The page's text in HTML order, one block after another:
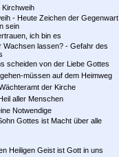
Kirchweih
- Heute Zeichen der Gegenwart
sein
ich bin es
Wachsen lassen? - Gefahr des
scheiden von der Liebe Gottes
müssen auf dem Heimweg
der Kirche
aller Menschen
Notwendige
Gottes ist Macht über alle
Heiligen Geist ist Gott in uns